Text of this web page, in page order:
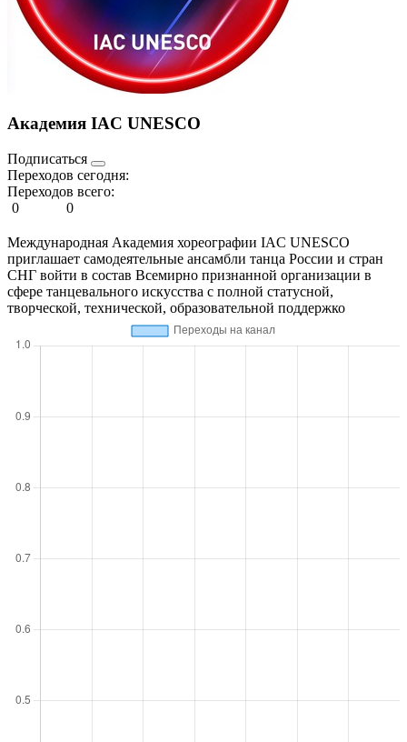
Академия IAC UNESCO
Подписаться
Переходов сегодня:
Переходов всего:
0
0
Международная Академия хореографии IAC UNESCO
приглашает самодеятельные ансамбли танца России и стран
СНГ войти в состав Всемирно признанной организации в
сфере танцевального искусства с полной статусной,
творческой, технической, образовательной поддержко